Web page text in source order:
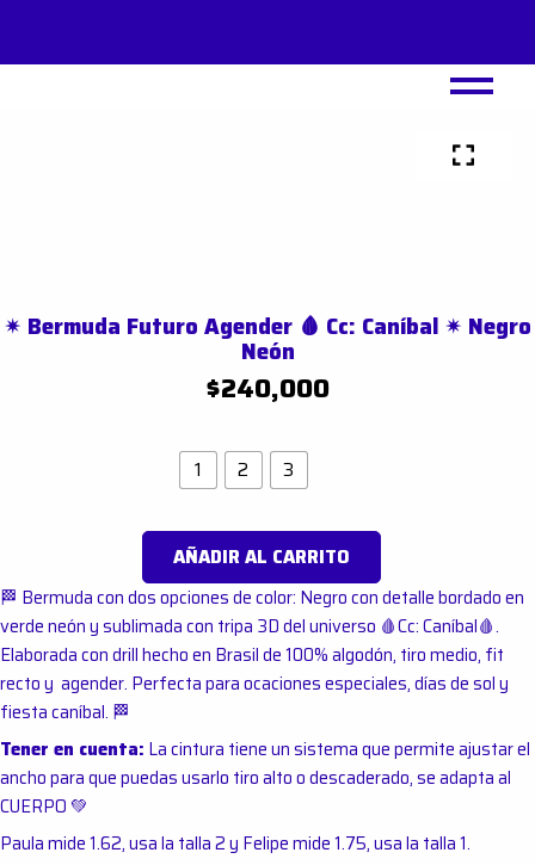
contenido
✴︎ Bermuda Futuro Agender 🩸 Cc: Caníbal ✴︎ Negro
Neón
$240,000
1 2 3
AÑADIR AL CARRITO
🏁 Bermuda con dos opciones de color: Negro con detalle bordado en
verde neón y sublimada con tripa 3D del universo 🩸Cc: Caníbal🩸.
Elaborada con drill hecho en Brasil de 100% algodón, tiro medio, fit
recto y agender. Perfecta para ocaciones especiales, días de sol y
fiesta caníbal. 🏁
Tener en cuenta: La cintura tiene un sistema que permite ajustar el
ancho para que puedas usarlo tiro alto o descaderado, se adapta al
CUERPO 💚
Paula mide 1.62, usa la talla 2 y Felipe mide 1.75, usa la talla 1.